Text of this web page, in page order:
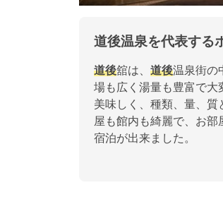
道後温泉を代表する
道後舘は、 道後温泉街の
場も広く湯量も豊富で大
美味しく、種類、量、
屋も館内も綺麗で、お
宿泊が出来ました。